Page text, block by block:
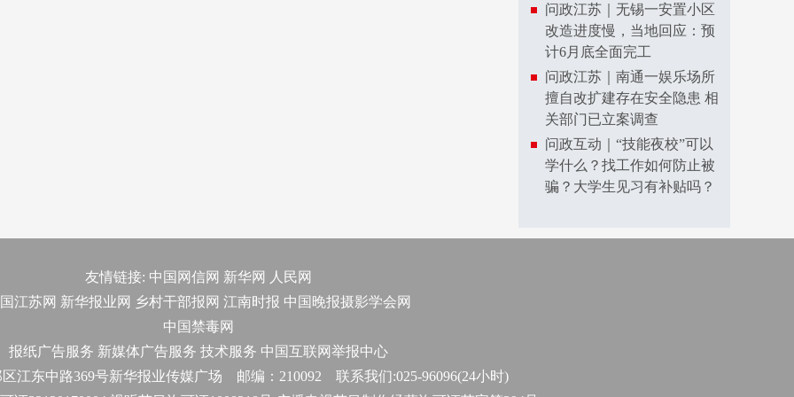
问政江苏｜无锡一安置小区
改造进度慢，当地回应：预
计6月底全面完工
问政江苏｜南通一娱乐场所
擅自改扩建存在安全隐患 相
关部门已立案调查
问政互动｜“技能夜校”可以
学什么？找工作如何防止被
骗？大学生见习有补贴吗？
友情链接: 中国网信网 新华网
人民网
江苏网 新华报业网 乡村干部报网 江南时报 中国晚报摄影学会网
中国禁毒网
报纸广告服务 新媒体广告服务 技术服务 中国互联网举报中心
江东中路369号新华报业传媒广场 邮编：210092 联系我们:025-96096(24小时)